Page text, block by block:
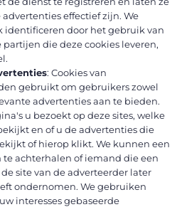
effectief zijn. We
identificeren door het gebruik van
die deze cookies leveren,
: Cookies van
gebruikt om gebruikers zowel
advertenties aan te bieden.
u bezoekt op deze sites, welke
en of u de advertenties die
of hierop klikt. We kunnen een
achterhalen of iemand die een
site van de adverteerder later
ondernomen. We gebruiken
interesses gebaseerde